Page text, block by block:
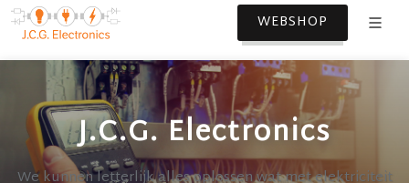
WEBSHOP
J.C.G. Electronics
We kunnen letterlijk alles oplossen wat met elektriciteit